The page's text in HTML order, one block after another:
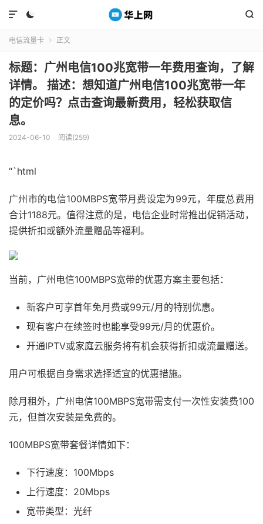
 

电信流量卡  正文
标题：广州电信100兆宽带一年费用查询，了解
详情。 描述：想知道广州电信100兆宽带一年
的定价吗？点击查询最新费用，轻松获取信
息。
2024-06-10 阅读(259)
“`html
广州市的电信100MBPS宽带月费设定为99元，年度总费用
合计1188元。值得注意的是，电信企业时常推出促销活动，
提供折扣或额外流量赠品等福利。
当前，广州电信100MBPS宽带的优惠方案主要包括：
新客户可享首年免月费或99元/月的特别优惠。
现有客户在续签时也能享受99元/月的优惠价。
开通IPTV或家庭云服务将有机会获得折扣或流量赠送。
用户可根据自身需求选择适宜的优惠措施。
除月租外，广州电信100MBPS宽带需支付一次性安装费100
元，但首次安装是免费的。
100MBPS宽带套餐详情如下：
下行速度：100Mbps
上行速度：20Mbps
宽带类型：光纤